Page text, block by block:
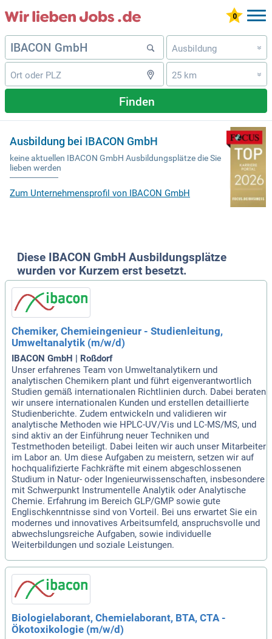
Ausbildung »
25 km »
Finden
Ausbildung bei IBACON GmbH
keine aktuellen IBACON GmbH Ausbildungsplätze die Sie
lieben werden
Zum Unternehmensprofil von IBACON GmbH
Diese IBACON GmbH Ausbildungsplätze
wurden vor Kurzem erst besetzt.
Chemiker, Chemieingenieur - Studienleitung,
Umweltanalytik (m/w/d)
IBACON GmbH | Roßdorf
Unser erfahrenes Team von Umweltanalytikern und
analytischen Chemikern plant und führt eigenverantwortlich
Studien gemäß internationalen Richtlinien durch. Dabei beraten
wir unsere internationalen Kunden und erstellen detaillierte
Studienberichte. Zudem entwickeln und validieren wir
analytische Methoden wie HPLC-UV/Vis und LC-MS/MS, und
sind aktiv an der Einführung neuer Techniken und
Testmethoden beteiligt. Dabei leiten wir auch unser Mitarbeiter
im Labor an. Um diese Aufgaben zu meistern, setzen wir auf
hochqualifizierte Fachkräfte mit einem abgeschlossenen
Studium in Natur- oder Ingenieurwissenschaften, insbesondere
mit Schwerpunkt Instrumentelle Analytik oder Analytische
Chemie. Erfahrung im Bereich GLP/GMP sowie gute
Englischkenntnisse sind von Vorteil. Bei uns erwartet Sie ein
modernes und innovatives Arbeitsumfeld, anspruchsvolle und
abwechslungsreiche Aufgaben, sowie individuelle
Weiterbildungen und soziale Leistungen.
Biologielaborant, Chemielaborant, BTA, CTA -
Ökotoxikologie (m/w/d)